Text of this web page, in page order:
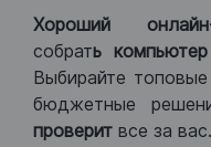
Хороший
собрать компьютер
Выбирайте
бюджетные
проверит все за вас.